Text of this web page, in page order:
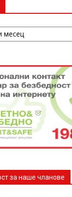
за наше чланове